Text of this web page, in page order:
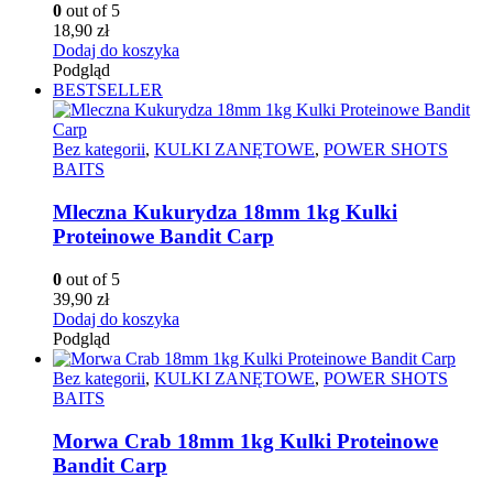
0 out of 5
18,90 zł
Dodaj do koszyka
Podgląd
BESTSELLER
Bez kategorii, KULKI ZANĘTOWE, POWER SHOTS
BAITS
Mleczna Kukurydza 18mm 1kg Kulki
Proteinowe Bandit Carp
0 out of 5
39,90 zł
Dodaj do koszyka
Podgląd
Bez kategorii, KULKI ZANĘTOWE, POWER SHOTS
BAITS
Morwa Crab 18mm 1kg Kulki Proteinowe
Bandit Carp